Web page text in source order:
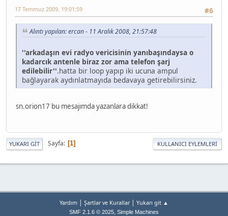
#6
17 Temmuz 2009, 19:01:59
Alıntı yapılan: ercan - 11 Aralık 2008, 21:57:48
''arkadaşın evi radyo vericisinin yanıbaşındaysa o
kadarcık antenle biraz zor ama telefon şarj
edilebilir''.hatta bir loop yapıp iki ucuna ampul
bağlayarak aydınlatmayıda bedavaya getirebilirsiniz.
sn.orion17 bu mesajımda yazanlara dikkat!
YUKARI GIT Sayfa 1 KULLANICI EYLEMLERI
Yardım | Şartlar ve Kurallar| Yukarı git ▲
SMF 2.1.6 © 2025, Simple Machines